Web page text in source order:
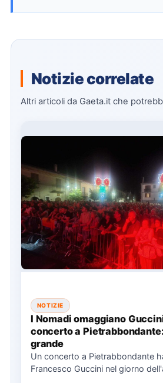
Notizie correlate
Altri articoli da Gaeta.it che
NOTIZIE
I Nomadi omaggiano
concerto a
grande
Un concerto a Pietrabbondante
Francesco Guccini nel giorno